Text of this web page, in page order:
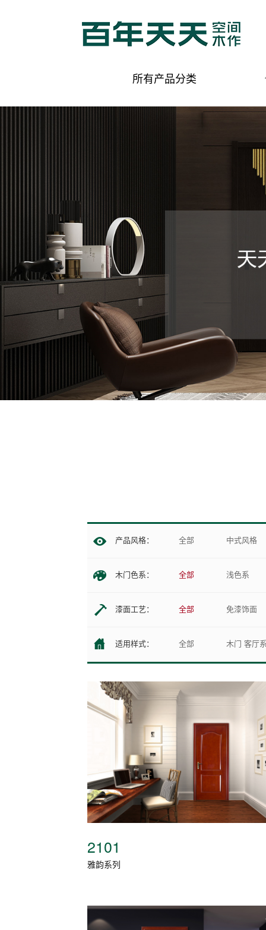
所有产品分类
木门 客厅系列
木门 卧室系列
中式风格
现代风格
美式风格
木门 厨卫系列
中式风格
现代风格 田园风格
美式风格
空间木作 背景墙
产品风格： 全部 中式风格
木门色系： 全部 浅色系
漆面工艺： 全部 免漆饰面
适用样式： 全部 木门 客厅
2101
雅韵系列